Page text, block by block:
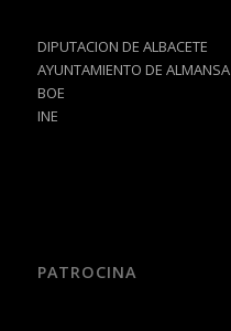
DIPUTACION DE ALBACETE
AYUNTAMIENTO DE ALMANSA
BOE
INE
PATROCINA